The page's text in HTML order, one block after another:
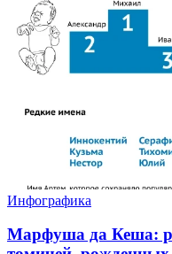
Инфографика
Марфуша да Кеша: